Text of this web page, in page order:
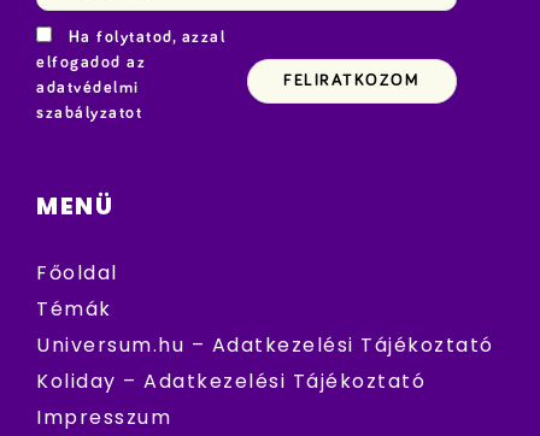
Ha folytatod, azzal
elfogadod az
adatvédelmi
szabályzatot
MENÜ
Főoldal
Témák
Universum.hu – Adatkezelési Tájékoztató
Koliday – Adatkezelési Tájékoztató
Impresszum